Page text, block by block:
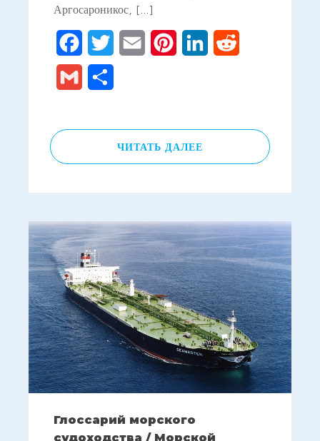
Аргосароникос, […]
FacebookTwitter Email PinterestLinkedIn
Gmail
ЧИТАТЬ ДАЛЕЕ
Глоссарий морского
судоходства / Морской